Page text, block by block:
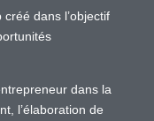
dans l’objectif
dans la
l’élaboration de